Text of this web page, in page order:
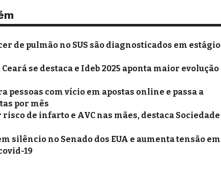
de pulmão no SUS são diagnosticados em estágio
se destaca e Ideb 2025 aponta maior evolução
pessoas com vício em apostas online e passa a
por mês
de infarto e AVC nas mães, destaca Sociedade
silêncio no Senado dos EUA e aumenta tensão em
19